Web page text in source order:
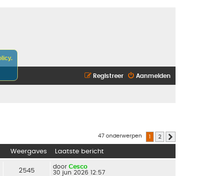
Aanmelden
Registreer
47 onderwerpen 1 2
Weergaves Laatste bericht
2545
door Cesco
30 jun 2026 12:57